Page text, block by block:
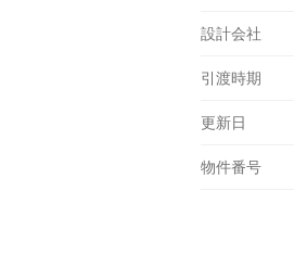
設計会社
引渡時期
更新日
物件番号